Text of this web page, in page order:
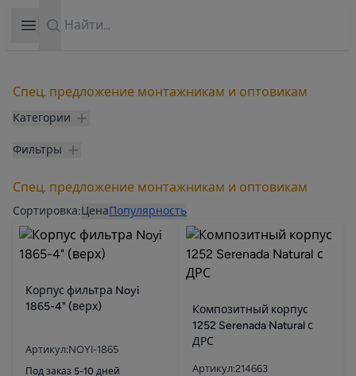
Open sidebar
Спец. предложение монтажникам и оптовикам
Категории
Фильтры
Спец. предложение монтажникам и оптовикам
Продукты
Сортировка:ЦенаПопулярность
Корпус фильтра Noyi
1865-4" (верх)
Артикул:NOYI-1865
Под заказ 5-10 дней
Композитный корпус
1252 Serenada Natural с
ДРС
Артикул:214663